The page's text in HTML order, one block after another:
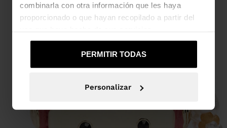
combinarla con otra información que les haya
proporcionado o que hayan recopilado a partir del
PERMITIR TODAS
Personalizar